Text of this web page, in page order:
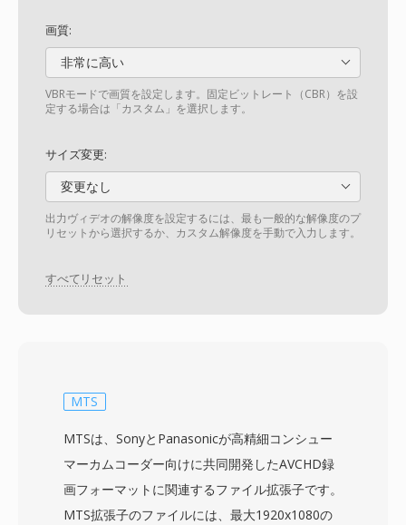
画質:
非常に高い
VBRモードで画質を設定します。固定ビットレート（CBR）を設
定する場合は「カスタム」を選択します。
サイズ変更:
変更なし
出力ヴィデオの解像度を設定するには、最も一般的な解像度のプ
リセットから選択するか、カスタム解像度を手動で入力します。
すべてリセット
MTS
MTSは、SonyとPanasonicが高精細コンシュー
マーカムコーダー向けに共同開発したAVCHD録
画フォーマットに関連するファイル拡張子です。
MTS拡張子のファイルには、最大1920x1080の